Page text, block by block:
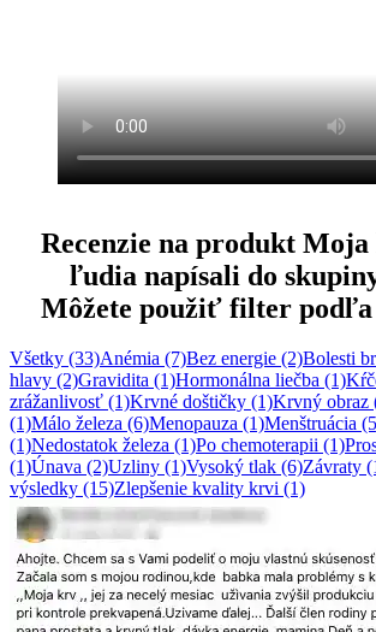
Recenzie na produkt
ľudia napísali do
Môžete použiť filter
Všetky (33)Anémia (7)Bez energie (2)Bolesti
hlavy (2)Gravidita (1)Hormonálna liečba (1)
zrážanlivosť (1)Krvné doštičky (1)Krvný obraz
(1)Málo železa (6)Menopauza (1)Menštruácia
(1)Nedostatok železa (1)Po chemoterapii (1)
(1)Únava (2)Uzliny (1)Vysoký tlak (6)Závraty
výsledky (15)Zlepšenie kvality krvi (1)